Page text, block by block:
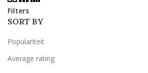
Filters
SORT BY
Populariteit
Average rating